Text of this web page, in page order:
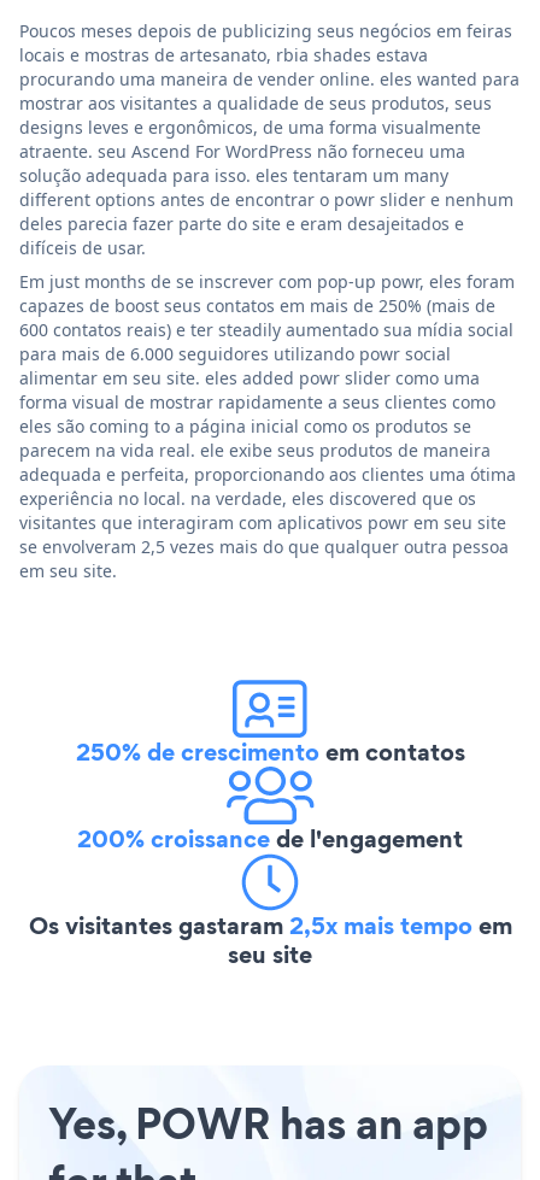
Poucos meses depois de publicizing seus negócios em feiras
locais e mostras de artesanato, rbia shades estava
procurando uma maneira de vender online. eles wanted para
mostrar aos visitantes a qualidade de seus produtos, seus
designs leves e ergonômicos, de uma forma visualmente
atraente. seu Ascend For WordPress não forneceu uma
solução adequada para isso. eles tentaram um many
different options antes de encontrar o powr slider e nenhum
deles parecia fazer parte do site e eram desajeitados e
difíceis de usar.
Em just months de se inscrever com pop-up powr, eles foram
capazes de boost seus contatos em mais de 250% (mais de
600 contatos reais) e ter steadily aumentado sua mídia social
para mais de 6.000 seguidores utilizando powr social
alimentar em seu site. eles added powr slider como uma
forma visual de mostrar rapidamente a seus clientes como
eles são coming to a página inicial como os produtos se
parecem na vida real. ele exibe seus produtos de maneira
adequada e perfeita, proporcionando aos clientes uma ótima
experiência no local. na verdade, eles discovered que os
visitantes que interagiram com aplicativos powr em seu site
se envolveram 2,5 vezes mais do que qualquer outra pessoa
em seu site.
250% de crescimentoem contatos
200% croissancede l'engagement
Os visitantes gastaram2,5x mais tempoem
seu site
Yes, POWR has an app